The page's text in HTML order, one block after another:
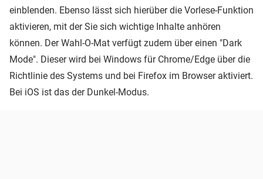
einblenden. Ebenso lässt sich hierüber die Vorlese-Funktion
aktivieren, mit der Sie sich wichtige Inhalte anhören
können. Der Wahl-O-Mat verfügt zudem über einen "Dark
Mode". Dieser wird bei Windows für Chrome/Edge über die
Richtlinie des Systems und bei Firefox im Browser aktiviert.
Bei iOS ist das der Dunkel-Modus.